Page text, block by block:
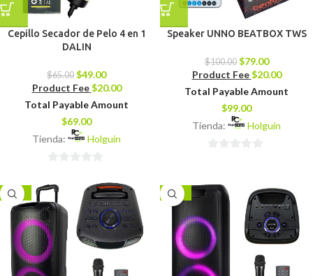
Cepillo Secador de Pelo 4 en 1
DALIN
$65.00 $49.00
Product Fee $20.00
Total Payable Amount
$69.00
Tienda:
Holguín
de
5
Speaker UNNO BEATBOX TWS
$100.00 $79.00
Product Fee $20.00
Total Payable Amount
$99.00
Tienda:
Holguín
-18% -17%